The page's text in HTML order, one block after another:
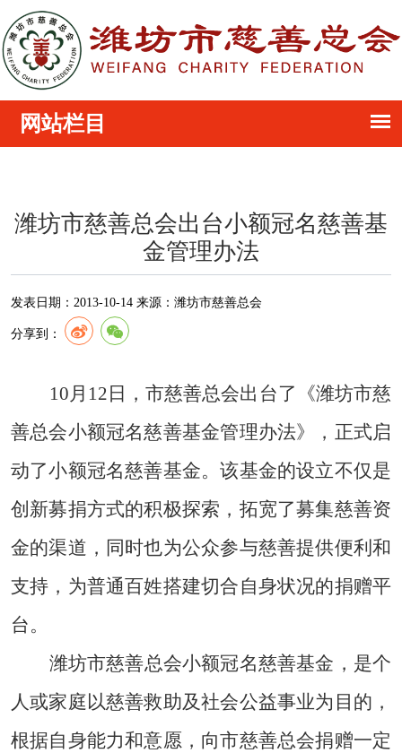
潍坊市慈善总会出台小额冠名慈善基
金管理办法
发表日期： 2013-10-14 来源： 潍坊市慈善总会
分享到：
10月 12 日 ，市慈善总会出台了《潍坊市慈
善总会小额冠名慈善基金管理办法》，正式启
动了小额冠名慈善基金。该基金的设立不仅是
创新募捐方式的积极探索，拓宽了募集慈善资
金的渠道，同时也为公众参与慈善提供便利和
支持，为普通百姓搭建切合自身状况的捐赠平
台。
潍坊市慈善总会小额冠名慈善基金，是个
人或家庭以慈善救助及社会公益事业为目的，
根据自身能力和意愿，向市慈善总会捐赠一定